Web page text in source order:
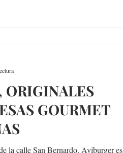
ORIGINALES
GOURMET
la calle San Bernardo, Aviburger es